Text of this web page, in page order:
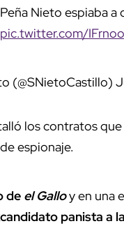
Nieto espiaba
pic.twitter.com/
(@SNietoCastillo)
los contratos
espionaje.
de el Galloy en una
panista a